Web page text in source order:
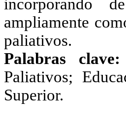
incorporando
ampliamente
paliativos.
Palabras clave:
Paliativos;
Superior.